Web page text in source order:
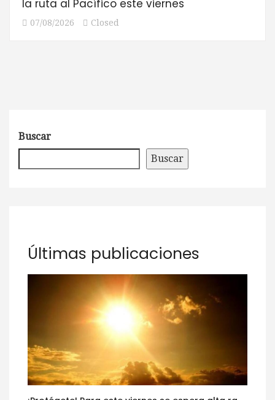
la ruta al Pacífico este viernes
07/08/2026 Closed
Buscar
Buscar
Últimas publicaciones